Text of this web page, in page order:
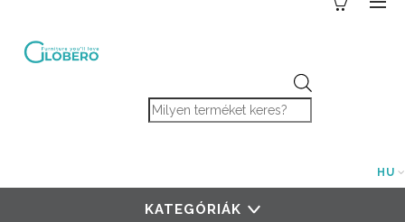
Products search
HU
KATEGÓRIÁK